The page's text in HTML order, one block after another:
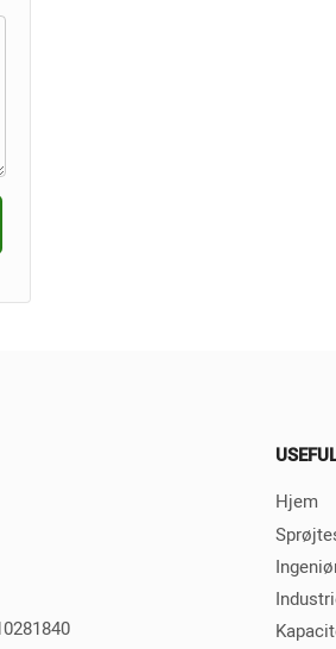
overordnede kvalitet af 3D-Hjem